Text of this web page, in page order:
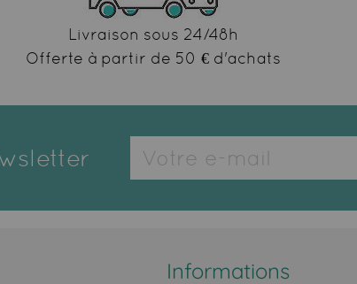
Livraison sous 24/48h
Offerte à partir de 50 € d'achats
Informations